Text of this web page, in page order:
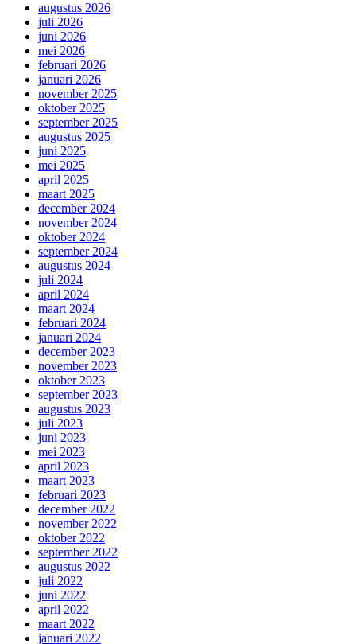
augustus 2026
juli 2026
juni 2026
mei 2026
februari 2026
januari 2026
november 2025
oktober 2025
september 2025
augustus 2025
juni 2025
mei 2025
april 2025
maart 2025
december 2024
november 2024
oktober 2024
september 2024
augustus 2024
juli 2024
april 2024
maart 2024
februari 2024
januari 2024
december 2023
november 2023
oktober 2023
september 2023
augustus 2023
juli 2023
juni 2023
mei 2023
april 2023
maart 2023
februari 2023
december 2022
november 2022
oktober 2022
september 2022
augustus 2022
juli 2022
juni 2022
april 2022
maart 2022
januari 2022